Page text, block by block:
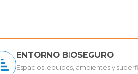
ENTORNO BIOSEGURO
Espacios, equipos, ambientes y